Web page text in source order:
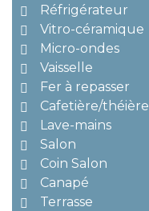
Réfrigérateur
Vitro-céramique
Micro-ondes
Vaisselle
Fer à repasser
Cafetière/théière
Lave-mains
Salon
Coin Salon
Canapé
Terrasse